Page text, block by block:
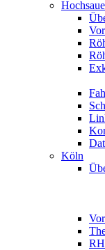
Köln